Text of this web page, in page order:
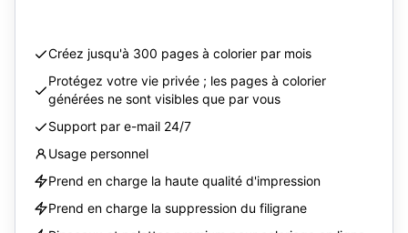
Créez jusqu'à 300 pages à colorier par mois
Protégez votre vie privée ; les pages à colorier
générées ne sont visibles que par vous
Support par e-mail 24/7
Usage personnel
Prend en charge la haute qualité d'impression
Prend en charge la suppression du filigrane